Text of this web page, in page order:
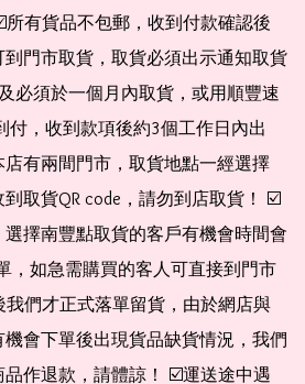
所有貨品不包郵，收到付款確認後
門市取貨，取貨必須出示通知取貨
必須於一個月內取貨，或用順豐速
付，收到款項後約3個工作日內出
有兩間門市，取貨地點一經選擇
取貨QR code，請勿到店取貨！ ☑️
擇南豐點取貨的客戶有機會時間會
，如急需購買的客人可直接到門市
們才正式落單留貨，由於網店與
會下單後出現貨品缺貨情況，我們
作退款，請體諒！ ☑️運送途中遇